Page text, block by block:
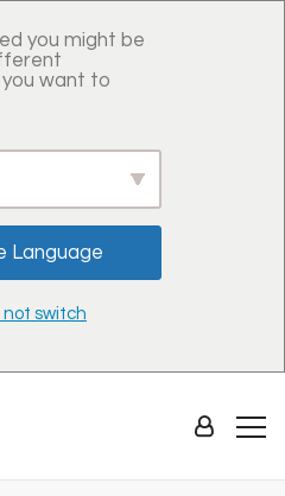
you might be
you want to
Language
not switch